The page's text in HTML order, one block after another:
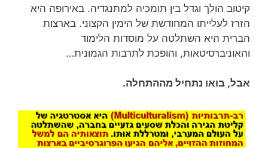
קיטוב הולך וגדל בין תומכיה למתנגדיה. באירופה היא
הזרז לעלייתו המחודשת של הימין הקצוני. בארצות
הברית היא השתלטה על מוסדות הלימוד
והאוניברסיטאות, והופכת לתרבות הגמונית…
אבל, בואו נתחיל מההתחלה.